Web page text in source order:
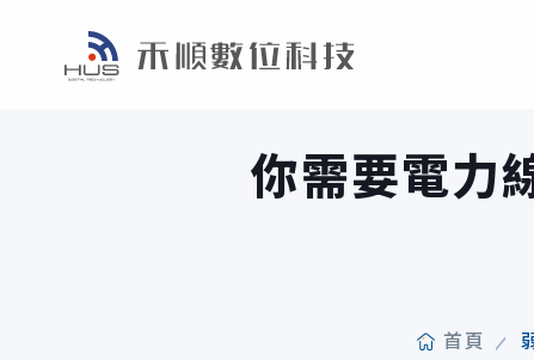
首頁
你需要電力